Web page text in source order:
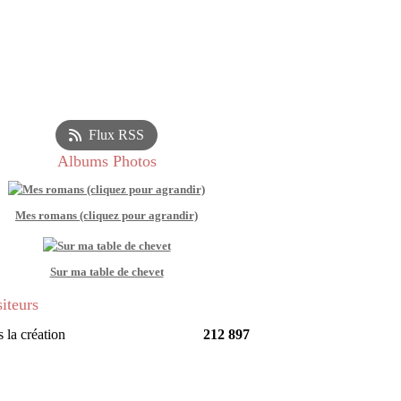
Flux RSS
Albums Photos
Mes romans (cliquez pour agrandir)
Sur ma table de chevet
la création 212 897